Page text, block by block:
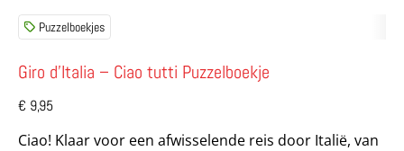
Puzzelboekjes
Giro d’Italia – Ciao tutti Puzzelboekje
€ 9,95
Ciao! Klaar voor een afwisselende reis door Italië, van